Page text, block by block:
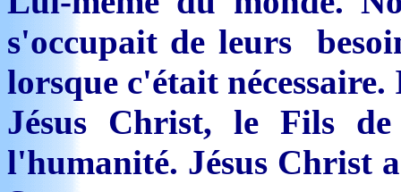
s'occupait de leurs
lorsque c'était
Jésus Christ, le Fils
l'humanité. Jésus Christ